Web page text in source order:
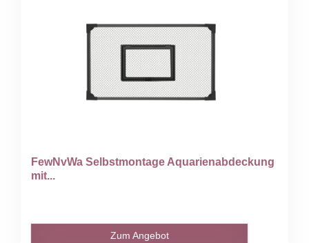
FewNvWa Selbstmontage Aquarienabdeckung
mit...
Zum Angebot